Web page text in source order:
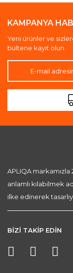
KAMPANYA
Yeni ürünler ve
bültene kayıt olun.
APLIQA markamızla
anlamlı kılabilmek
ilke edinerek
BİZİ TAKİP EDİN